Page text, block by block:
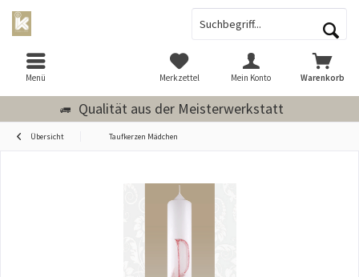
Qualität aus der Meisterwerkstatt
Menü Warenkorb
Merkzettel Mein Konto
Übersicht Taufkerzen Mädchen